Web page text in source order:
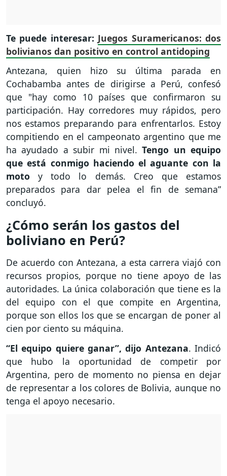
Te puede interesar: Juegos Suramericanos: dos
bolivianos dan positivo en control antidoping
Antezana, quien hizo su última parada en
Cochabamba antes de dirigirse a Perú, confesó
que "hay como 10 países que confirmaron su
participación. Hay corredores muy rápidos, pero
nos estamos preparando para enfrentarlos. Estoy
compitiendo en el campeonato argentino que me
ha ayudado a subir mi nivel.Tengo un equipo
que está conmigo haciendo el aguante con la
moto y todo lo demás. Creo que estamos
preparados para dar pelea el fin de semana”
concluyó.
¿Cómo serán los gastos del
boliviano en Perú?
De acuerdo con Antezana, a esta carrera viajó con
recursos propios, porque no tiene apoyo de las
autoridades. La única colaboración que tiene es la
del equipo con el que compite en Argentina,
porque son ellos los que se encargan de poner al
cien por ciento su máquina.
“El equipo quiere ganar”, dijo Antezana. Indicó
que hubo la oportunidad de competir por
Argentina, pero de momento no piensa en dejar
de representar a los colores de Bolivia, aunque no
tenga el apoyo necesario.